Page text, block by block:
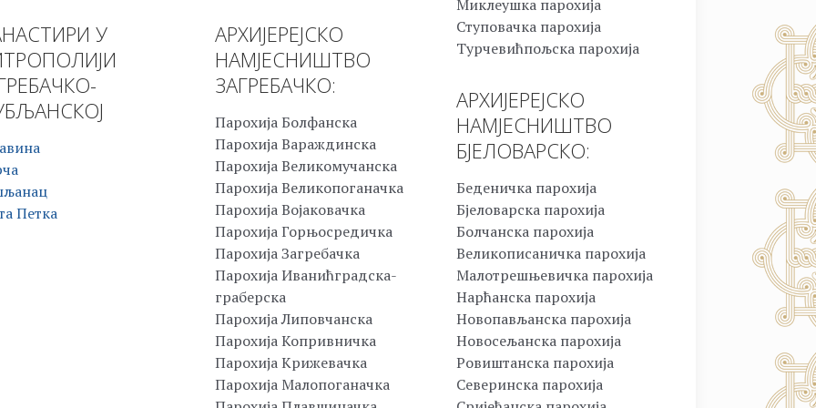
У
Петка
АРХИЈЕРЕЈСКО
НАМЈЕСНИШТВО
ЗАГРЕБАЧКО:
Парохија Болфанска
Парохија Вараждинска
Парохија Великомучанска
Парохија Великопоганачка
Парохија Војаковачка
Парохија Горњосредичка
Парохија Загребачка
Парохија Иванићградска-
граберска
Парохија Липовчанска
Парохија Копривничка
Парохија Крижевачка
Парохија Малопоганачка
Миклеушка парохија
Ступовачка парохија
Турчевићпољска парохија
АРХИЈЕРЕЈСКО
НАМЈЕСНИШТВО
БЈЕЛОВАРСКО:
Беденичка парохија
Бјеловарска парохија
Болчанска парохија
Великописаничка парохија
Малотрешњевичка парохија
Нарћанска парохија
Новопављанска парохија
Новосељанска парохија
Ровиштанска парохија
Северинска парохија